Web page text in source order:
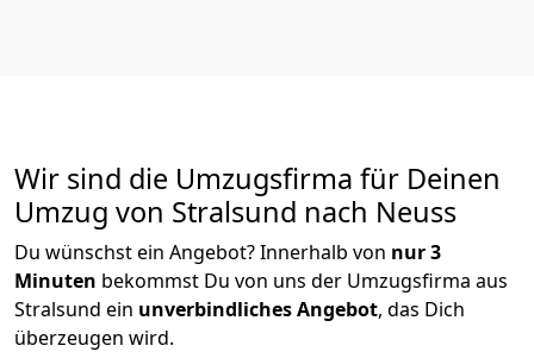
Wir sind die Umzugsfirma für Deinen
Umzug von Stralsund nach Neuss
Du wünschst ein Angebot? Innerhalb von nur 3
Minuten bekommst Du von uns der Umzugsfirma aus
Stralsund ein unverbindliches Angebot, das Dich
überzeugen wird.